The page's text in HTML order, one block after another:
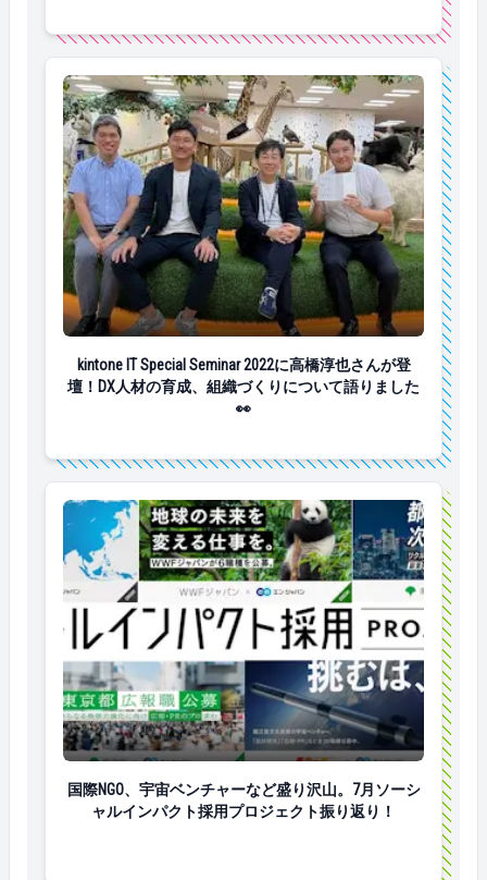
kintone IT Special Seminar 2022に高橋淳也さんが登
kintone IT Special Seminar 2022に高橋淳也さんが登
壇！DX人材の育成、組織づくりについて語りました
👀
国際NGO、宇宙ベンチャーなど盛り沢山。7月ソー
国際NGO、宇宙ベンチャーなど盛り沢山。7月ソーシ
ャルインパクト採用プロジェクト振り返り！